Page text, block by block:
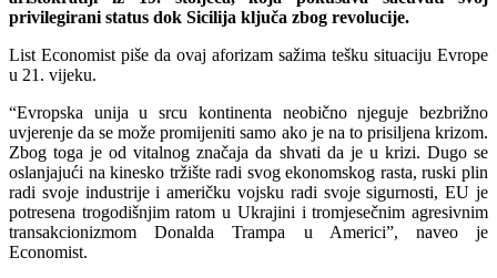
privilegirani status dok Sicilija ključa zbog revolucije.
List Economist piše da ovaj aforizam sažima tešku situaciju Evrope
u 21. vijeku.
“Evropska unija u srcu kontinenta neobično njeguje bezbrižno
uvjerenje da se može promijeniti samo ako je na to prisiljena krizom.
Zbog toga je od vitalnog značaja da shvati da je u krizi. Dugo se
oslanjajući na kinesko tržište radi svog ekonomskog rasta, ruski plin
radi svoje industrije i američku vojsku radi svoje sigurnosti, EU je
potresena trogodišnjim ratom u Ukrajini i tromjesečnim agresivnim
transakcionizmom Donalda Trampa u Americi”, naveo je
Economist.